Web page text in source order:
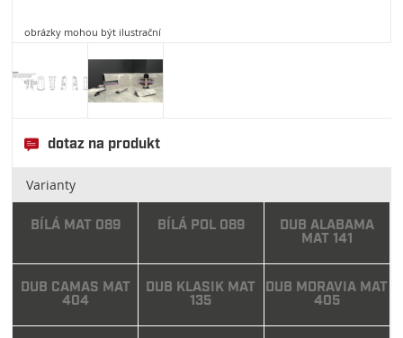
obrázky mohou být ilustrační
dotaz na produkt
Varianty
BÍLÁ MAT 089 BÍLÁ POL 089
DUB ALABAMA
MAT 141
DUB CAMAS MAT
404
DUB KLASIK MAT
135
DUB MORAVIA MAT
405